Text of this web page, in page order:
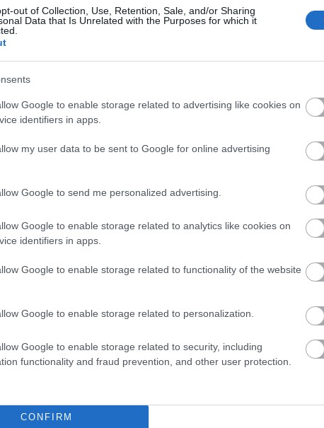
out of Collection, Use, Retention, Sale, and/or Sharing
Data that Is Unrelated with the Purposes for which it
Google to enable storage related to advertising like cookies on
identifiers in apps.
my user data to be sent to Google for online advertising
Google to send me personalized advertising.
Google to enable storage related to analytics like cookies on
identifiers in apps.
Google to enable storage related to functionality of the website
Google to enable storage related to personalization.
Google to enable storage related to security, including
functionality and fraud prevention, and other user protection.
CONFIRM